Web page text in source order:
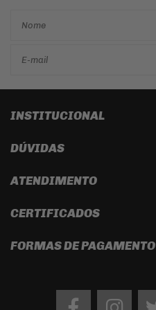
INSTITUCIONAL
DÚVIDAS
ATENDIMENTO
CERTIFICADOS
FORMAS DE PAGAMENTO
FacebookInstagram